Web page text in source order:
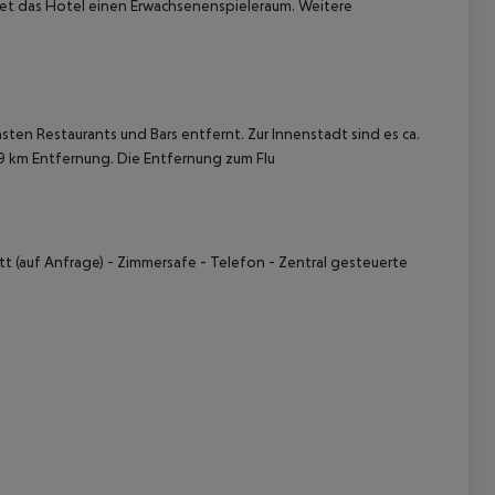
das Hotel einen Erwachsenenspieleraum. Weitere
Restaurants und Bars entfernt. Zur Innenstadt sind es ca.
Entfernung. Die Entfernung zum Flu
(auf Anfrage) - Zimmersafe - Telefon - Zentral gesteuerte